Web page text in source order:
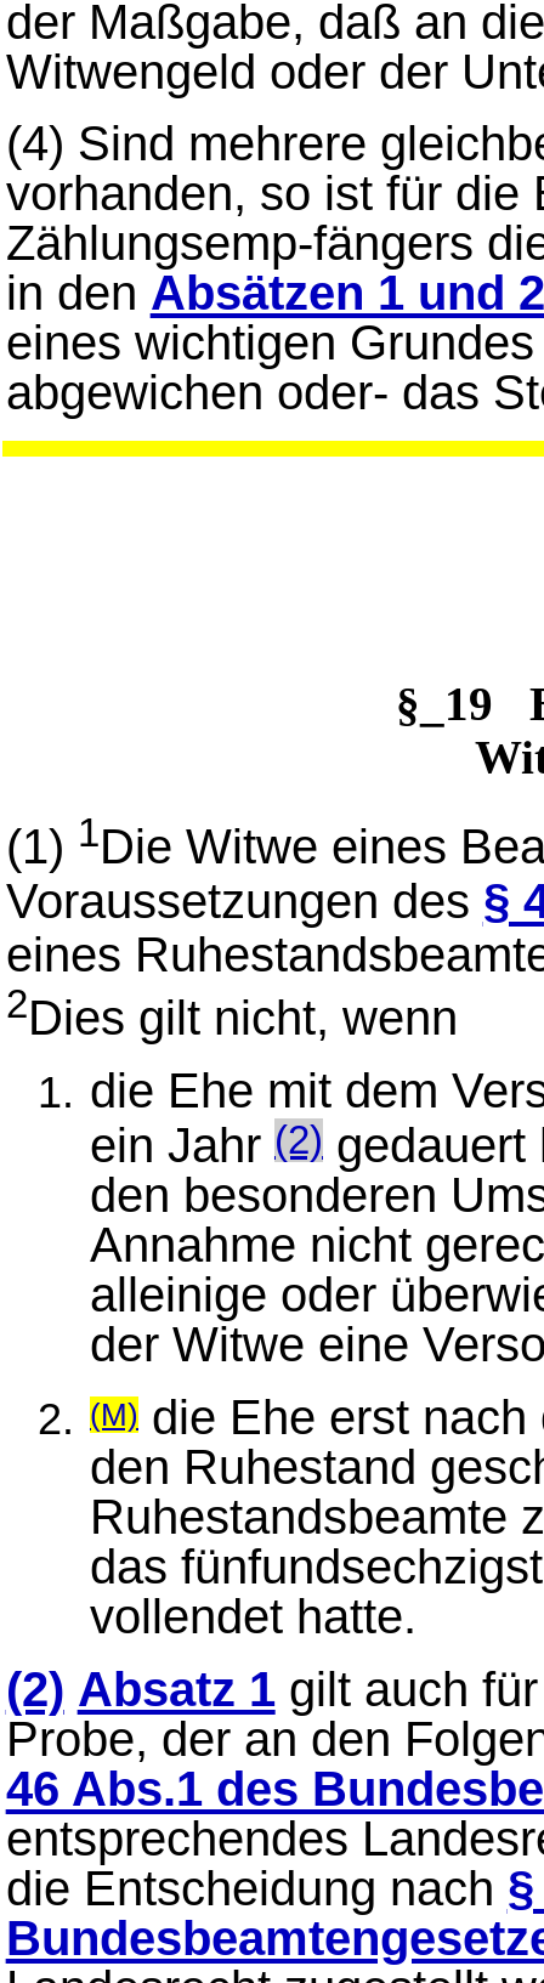
der Maßgabe, daß an
Witwengeld oder der
(4) Sind mehrere
vorhanden, so ist für die
Zählungsemp-fängers
in den Absätzen 1 und 2
eines wichtigen
abgewichen oder- das
§_19
(1) 1Die Witwe eines
Voraussetzungen des §
eines
2Dies gilt nicht, wenn
die Ehe mit dem
ein Jahr (2)gedauert
den besonderen
Annahme nicht
alleinige oder
der Witwe eine
(M) die Ehe erst
den Ruhestand
Ruhestandsbeamte
das
vollendet hatte.
(2) Absatz 1gilt auch
Probe, der an den
46 Abs.1 des
entsprechendes
die Entscheidung nach